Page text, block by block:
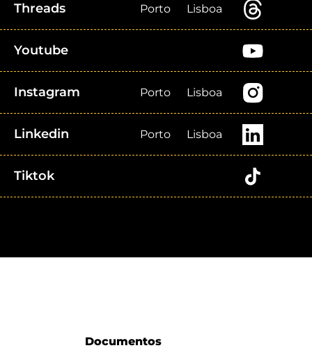
Threads Porto Lisboa
Youtube
Instagram Porto Lisboa
Linkedin Porto Lisboa
Tiktok
Documentos